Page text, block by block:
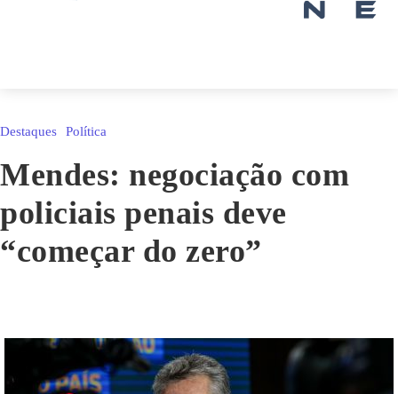
Destaques Política
Mendes: negociação com
policiais penais deve
“começar do zero”